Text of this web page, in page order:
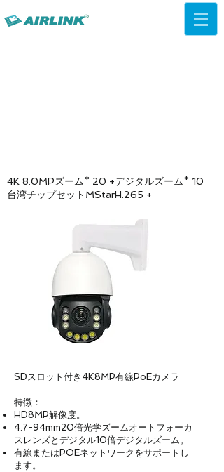
4K 8.0MPズーム* 20 +デジタルズーム* 10
台湾チップセットMStarH.265 +
SDスロット付き4K8MP有線PoEカメラ
特徴：
HD8MP解像度。
4.7-94mm20倍光学ズームオートフォーカ
スレンズとデジタル10倍デジタルズーム。
有線またはPOEネットワークをサポートし
ます。